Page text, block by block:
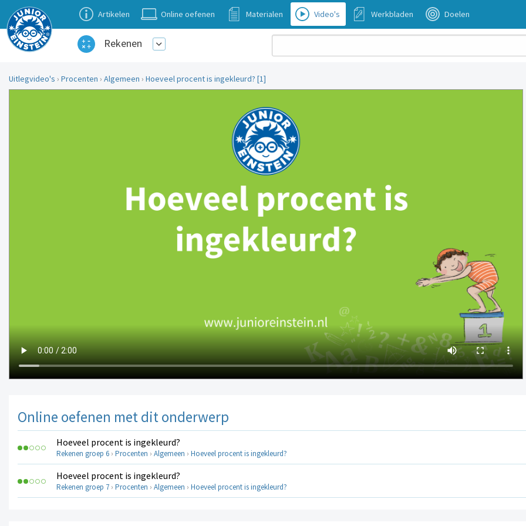
Artikelen Online oefenen Materialen Video's Werkbladen Doelen
Rekenen
Uitlegvideo's › Procenten › Algemeen › Hoeveel procent is ingekleurd? [1]
Online oefenen met dit onderwerp
Hoeveel procent is ingekleurd?
Rekenen groep 6 › Procenten › Algemeen › Hoeveel procent is ingekleurd?
Hoeveel procent is ingekleurd?
Rekenen groep 7 › Procenten › Algemeen › Hoeveel procent is ingekleurd?